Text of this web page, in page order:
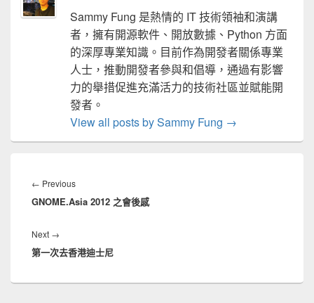
Sammy Fung 是熱情的 IT 技術領袖和演講
者，擁有開源軟件、開放數據、Python 方面
的深厚專業知識。目前作為開發者關係專業
人士，推動開發者參與和倡導，通過有影響
力的舉措促進充滿活力的技術社區並賦能開
發者。
View all posts by Sammy Fung →
章
導
← PreviousPrevious
post:
GNOME.Asia 2012 之會後感
Next →
post:
第一次去香港迪士尼